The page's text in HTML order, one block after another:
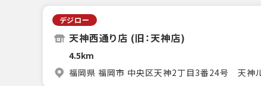
デジロー
天神西通り店 (旧：天神店)
4.5km
福岡県 福岡市 中央区天神2丁目3番24号 天神